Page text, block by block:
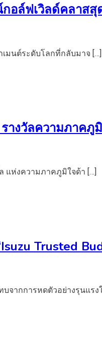
อล์ฟเวิลด์คลาส
เมนต์ระดับโลกที่กลับมาจ […]
รางวัลความภาค
แห่งความภาคภูมิใจด้า […]
Trusted
จากการหดตัวอย่างรุนแรง